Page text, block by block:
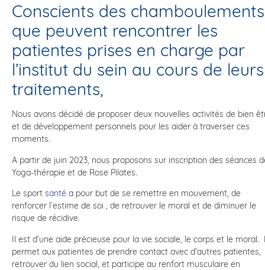
Conscients des chamboulements
que peuvent rencontrer les
patientes prises en charge par
l’institut du sein au cours de leurs
traitements,
Nous avons décidé de proposer deux nouvelles activités de bien
et de développement personnels pour les aider à traverser ces
moments.
A partir de juin 2023, nous proposons sur inscription des séances
Yoga-thérapie et de Rose Pilates.
Le sport santé a pour but de se remettre en mouvement, de
renforcer l’estime de soi , de retrouver le moral et de diminuer le
risque de récidive.
Il est d’une aide précieuse pour la vie sociale, le corps et le moral.
permet aux patientes de prendre contact avec d’autres patientes,
retrouver du lien social, et participe au renfort musculaire en